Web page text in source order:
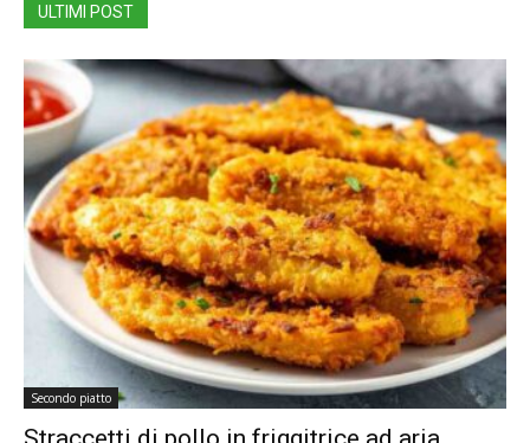
ULTIMI POST
Secondo piatto